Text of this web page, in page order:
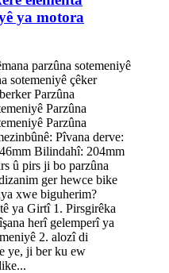
ya motora
parzûna sotemeniyê
sotemeniyê çêker
Parzûna
Parzûna
Parzûna
Pîvana derve:
Bilindahî: 204mm
û pirs ji bo parzûna
ger hewce bike
xwe biguherim?
ya Girtî 1. Pirsgirêka
herî gelemperî ya
2. alozî di
ye, ji ber ku ew